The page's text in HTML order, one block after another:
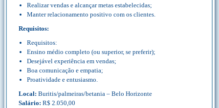
Realizar vendas e alcançar metas estabelecidas;
Manter relacionamento positivo com os clientes.
Requisitos:
Requisitos:
Ensino médio completo (ou superior, se preferir);
Desejável experiência em vendas;
Boa comunicação e empatia;
Proatividade e entusiasmo.
Local: Buritis/palmeiras/betania – Belo Horizonte
Salário: R$ 2.050,00